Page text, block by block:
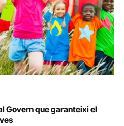
Govern que garanteixi el